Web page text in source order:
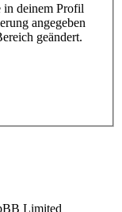
in deinem Profil
angegeben
geändert.
Limited